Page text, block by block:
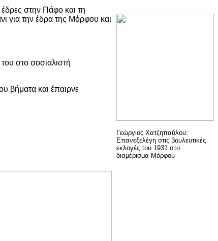
Γεώργιος Χατζηπαύλου:
Επανεξελέγη στις βουλευτικές
εκλογές του 1931 στο
διαμέρισμα Μόρφου
έδρες στην Πάφο και τη
για την έδρα της Μόρφου και
στο σοσιαλιστή
βήματα και έπαιρνε